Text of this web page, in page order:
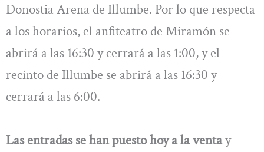
Donostia Arena de Illumbe. Por lo que respecta
a los horarios, el anfiteatro de Miramón se
abrirá a las 16:30 y cerrará a las 1:00, y el
recinto de Illumbe se abrirá a las 16:30 y
cerrará a las 6:00.
Las entradas se han puesto hoy a la ventay